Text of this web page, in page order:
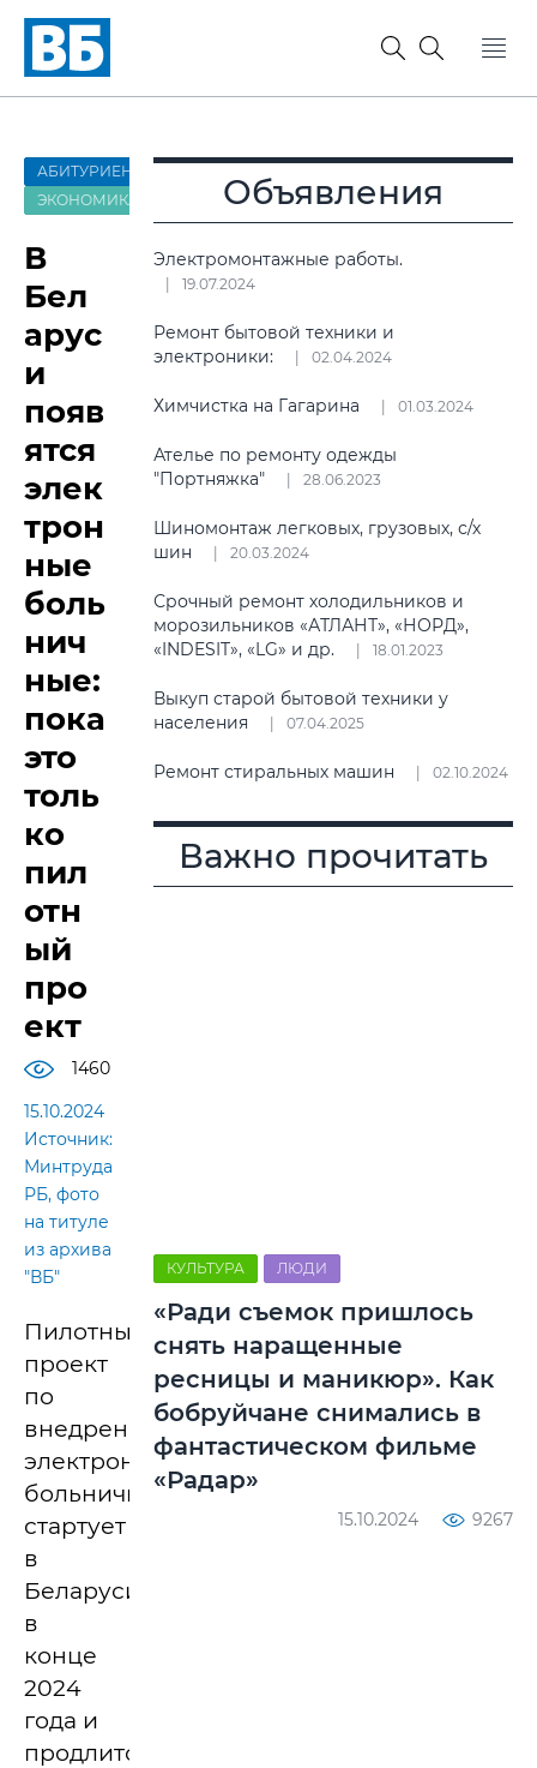
АБИТУРИЕНТ-2022
ЭКОНОМИКА
В
Бел
арус
и
появ
ятся
элек
трон
ные
боль
нич
ные:
пока
это
толь
ко
пил
отн
ый
про
ект
1460
15.10.2024
Источник:
Минтруда
РБ, фото
на титуле
из архива
"ВБ"
Пилотный
проект
по
внедрению
электронных
больничных
стартует
в
Беларуси
в
конце
2024
года и
продлится
Объявления
Электромонтажные работы.
19.07.2024
Ремонт бытовой техники и
электроники:
02.04.2024
Химчистка на Гагарина 01.03.2024
Ателье по ремонту одежды
"Портняжка"
28.06.2023
Шиномонтаж легковых, грузовых, с/х
шин
20.03.2024
Срочный ремонт холодильников и
морозильников «АТЛАНТ», «НОРД»,
«INDESIT», «LG» и др.
18.01.2023
Выкуп старой бытовой техники у
населения
07.04.2025
Ремонт стиральных машин 02.10.2024
Важно прочитать
КУЛЬТУРА ЛЮДИ
«Ради съемок пришлось
снять наращенные
ресницы и маникюр». Как
бобруйчане снимались в
фантастическом фильме
«Радар»
15.10.2024 9267